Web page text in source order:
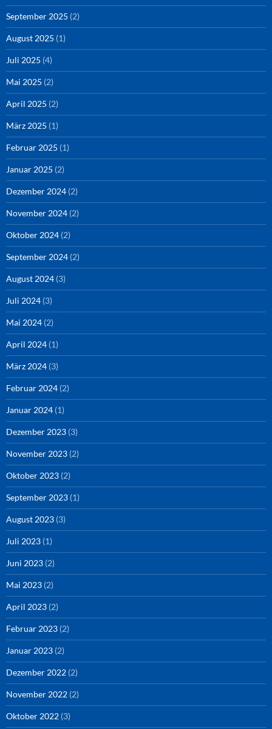
September 2025 (2)
August 2025 (1)
Juli 2025 (4)
Mai 2025 (2)
April 2025 (2)
März 2025 (1)
Februar 2025 (1)
Januar 2025 (2)
Dezember 2024 (2)
November 2024 (2)
Oktober 2024 (2)
September 2024 (2)
August 2024 (3)
Juli 2024 (3)
Mai 2024 (2)
April 2024 (1)
März 2024 (3)
Februar 2024 (2)
Januar 2024 (1)
Dezember 2023 (3)
November 2023 (2)
Oktober 2023 (2)
September 2023 (1)
August 2023 (3)
Juli 2023 (1)
Juni 2023 (2)
Mai 2023 (2)
April 2023 (2)
Februar 2023 (2)
Januar 2023 (2)
Dezember 2022 (2)
November 2022 (2)
Oktober 2022 (3)